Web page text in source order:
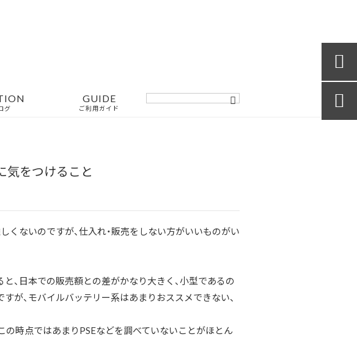
グ
GUIDE
ご利用ガイド
気をつけること
ないのですが、仕入れ・販売をしない方がいいものがい
、日本での販売額との差がかなり大きく、小型であるの
すが、モバイルバッテリー系はあまりおススメできない、
時点ではあまりPSEなどを調べていないことがほとん

